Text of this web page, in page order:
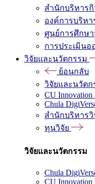
สำนักบริหาร
องค์การบริห
ศูนย์การศึกษา
การประเมินอ
วิจัยและนวัตกรรม
ย้อนกลับ
วิจัยและนวัตก
CU Innovation
Chula
สำนักบริหารวิ
ทุนวิจัย
วิจัยและนวัตกรรม
Chula
CU Innovation